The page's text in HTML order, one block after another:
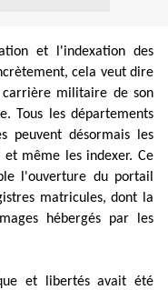
et l'indexation des
cela veut dire
militaire de son
Tous les départements
peuvent désormais les
même les indexer. Ce
l'ouverture du portail
matricules, dont la
hébergés par les
et libertés avait été